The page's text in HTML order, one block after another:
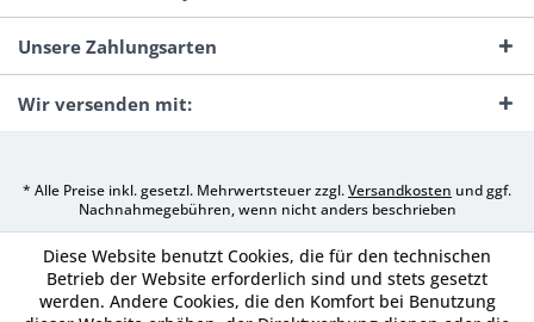
Unsere Zahlungsarten
Wir versenden mit:
* Alle Preise inkl. gesetzl. Mehrwertsteuer zzgl.Versandkosten und ggf.
Nachnahmegebühren, wenn nicht anders beschrieben
Diese Website benutzt Cookies, die für den technischen
Betrieb der Website erforderlich sind und stets gesetzt
werden. Andere Cookies, die den Komfort bei Benutzung